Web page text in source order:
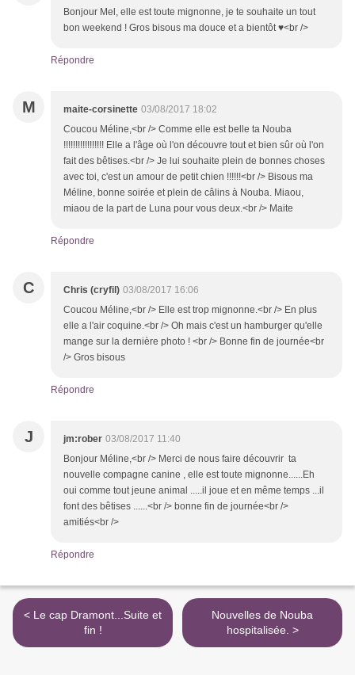
Bonjour Mel, elle est toute mignonne, je te souhaite un tout
bon weekend ! Gros bisous ma douce et a bientôt ♥<br />
Répondre
M maite-corsinette 03/08/2017 18:02
Coucou Méline,<br /> Comme elle est belle ta Nouba
!!!!!!!!!!!!!!!!! Elle a l'âge où l'on découvre tout et bien sûr où l'on
fait des bêtises.<br /> Je lui souhaite plein de bonnes choses
avec toi, c'est un amour de petit chien !!!!!!<br /> Bisous ma
Méline, bonne soirée et plein de câlins à Nouba. Miaou,
miaou de la part de Luna pour vous deux.<br /> Maite
Répondre
C Chris (cryfil) 03/08/2017 16:06
Coucou Méline,<br /> Elle est trop mignonne.<br /> En plus
elle a l'air coquine.<br /> Oh mais c'est un hamburger qu'elle
mange sur la dernière photo ! <br /> Bonne fin de journée<br
/> Gros bisous
Répondre
J jm:rober 03/08/2017 11:40
Bonjour Méline,<br /> Merci de nous faire découvrir ta
nouvelle compagne canine , elle est toute mignonne......Eh
oui comme tout jeune animal .....il joue et en même temps ...il
font des bêtises ......<br /> bonne fin de journée<br />
amitiés<br />
Répondre
< Le cap Dramont...Suite et
fin !
Nouvelles de Nouba
hospitalisée. >